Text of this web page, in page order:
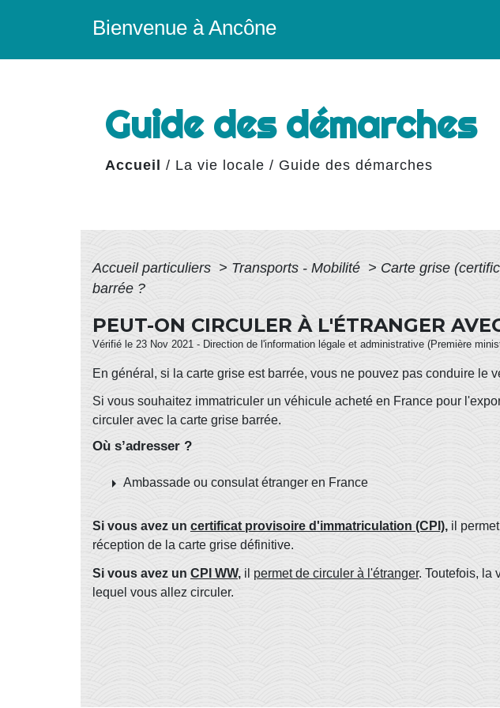
Bienvenue à Ancône
Guide des démarches
Accueil / La vie locale / Guide des démarches
Accueil particuliers > Transports - Mobilité > Carte grise
barrée ?
PEUT-ON CIRCULER À L'ÉTRANGER
Vérifié le 23 Nov 2021 - Direction de l'information légale et administrative (Première
En général, si la carte grise est barrée, vous ne pouvez pas conduire le
Si vous souhaitez immatriculer un véhicule acheté en France pour
circuler avec la carte grise barrée.
Où s’adresser ?
arrow_right Ambassade ou consulat étranger en France
Si vous avez un certificat provisoire d'immatriculation (CPI), il
réception de la carte grise définitive.
Si vous avez un CPI WW, il permet de circuler à l'étranger. Toutefois, la
lequel vous allez circuler.